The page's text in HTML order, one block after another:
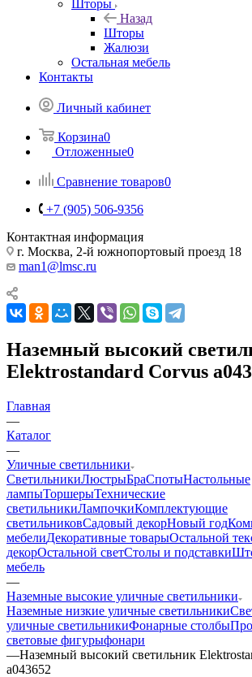
Шторы
Назад
Шторы
Жалюзи
Остальная мебель
Контакты
Личный кабинет
Корзина0
Отложенные0
Сравнение товаров0
+7 (905) 506-9356
Контактная информация
г. Москва, 2-й южнопортовый проезд 18
man1@lmsc.ru
Наземный высокий
Elektrostandard Corvus
Главная
—
Каталог
—
Уличные светильники
СветильникиЛюстрыБраСпотыНастольные
лампыТоршерыТехнические
светильникиЛампочкиКомплектующие
светильниковСадовый декорНовый год
мебелиДекоративные товарыОстальной
декорОстальной светСтолы и подставки
мебель
—
Наземные высокие уличные светильники
Наземные низкие уличные светильники
уличные светильникиФонарные столбы
световые фигурыфонари
—Наземный высокий светильник
a043652